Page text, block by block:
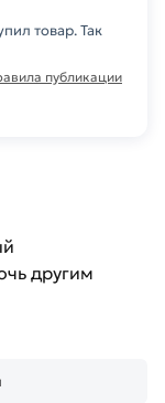
чека
другим
товар. Так
публикации